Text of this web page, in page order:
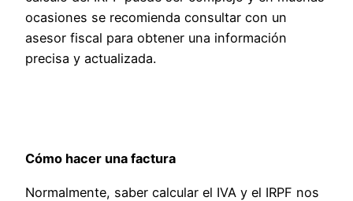
ocasiones se recomienda consultar con un
asesor fiscal para obtener una información
precisa y actualizada.
Cómo hacer una factura
Normalmente, saber calcular el IVA y el IRPF nos